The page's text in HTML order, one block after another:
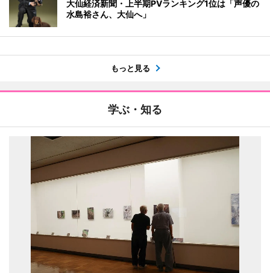
大仙経済新聞・上半期PVランキング1位は「声優の
水島裕さん、大仙へ」
もっと見る
学ぶ・知る